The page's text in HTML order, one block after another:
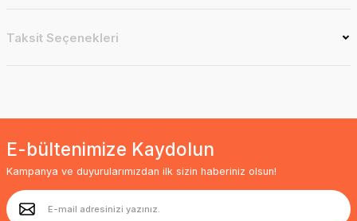
Taksit Seçenekleri
E-bültenimize Kaydolun
Kampanya ve duyurularımızdan ilk sizin haberiniz olsun!